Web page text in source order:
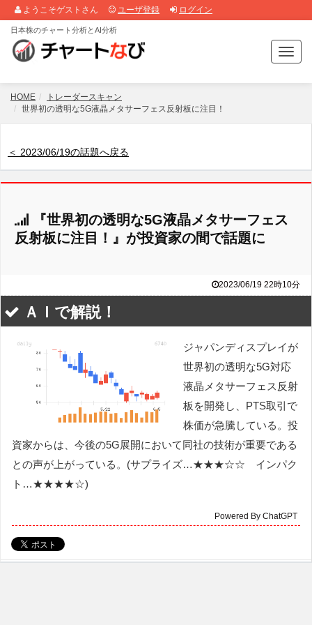
ようこそゲストさん ユーザ登録 ログイン
T
o
g
t
日本株のチャート分析とAI分析
HOME
トレーダースキャン
世界初の透明な5G液晶メタサーフェス反射板に注目！
＜ 2023/06/19の話題へ戻る
『世界初の透明な5G液晶メタサーフェス
反射板に注目！』が投資家の間で話題に
2023/06/19 22時10分
ＡＩで解説！
ジャパンディスプレイが
世界初の透明な5G対応
液晶メタサーフェス反射
板を開発し、PTS取引で
株価が急騰している。投
資家からは、今後の5G展開において同社の技術が重要である
との声が上がっている。(サプライズ…★★★☆☆ インパク
ト…★★★★☆)
Powered By ChatGPT